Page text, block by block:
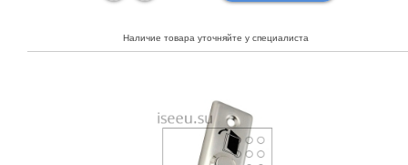
Наличие товара уточняйте у специалиста